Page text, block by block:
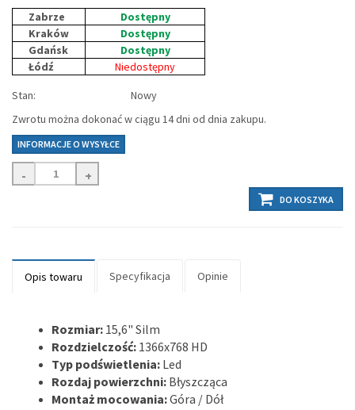
Zabrze
Dostępny
Kraków
Dostępny
Gdańsk
Dostępny
Łódź
Niedostępny
Stan:
Nowy
Zwrotu można dokonać w ciągu 14 dni od dnia zakupu.
INFORMACJE O WYSYŁCE
- +
DO KOSZYKA
Opis towaru Specyfikacja Opinie
Rozmiar: 15,6" Silm
Rozdzielczość: 1366x768 HD
Typ podświetlenia: Led
Rozdaj powierzchni: Błyszcząca
Montaż mocowania:Góra / Dół